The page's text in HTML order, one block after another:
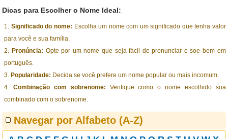
Dicas para Escolher o Nome Ideal:
Significado do nome: Escolha um nome com um significado que tenha valor
para você e sua família.
Pronúncia: Opte por um nome que seja fácil de pronunciar e soe bem em
português.
Popularidade: Decida se você prefere um nome popular ou mais incomum.
Combinação com sobrenome: Verifique como o nome escolhido soa
combinado com o sobrenome.
Navegar por Alfabeto (A-Z)